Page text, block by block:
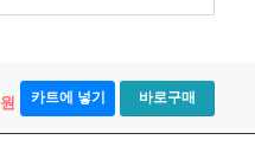
원 카트에 넣기 바로구매